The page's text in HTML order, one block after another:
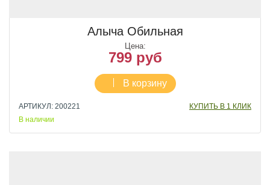
Алыча Обильная
Цена:
799 руб
В корзину
АРТИКУЛ: 200221
КУПИТЬ В 1 КЛИК
В наличии